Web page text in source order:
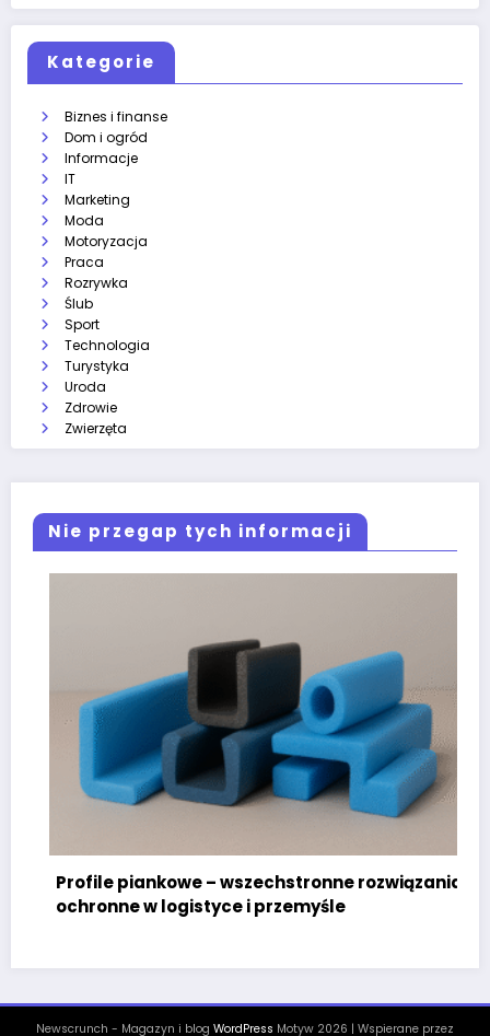
Kategorie
Biznes i finanse
Dom i ogród
Informacje
IT
Marketing
Moda
Motoryzacja
Praca
Rozrywka
Ślub
Sport
Technologia
Turystyka
Uroda
Zdrowie
Zwierzęta
Nie przegap tych informacji
Profile piankowe – wszechstronne rozwiązania
ochronne w logistyce i przemyśle
Newscrunch - Magazyn i blog WordPress Motyw 2026 | Wspierane przez